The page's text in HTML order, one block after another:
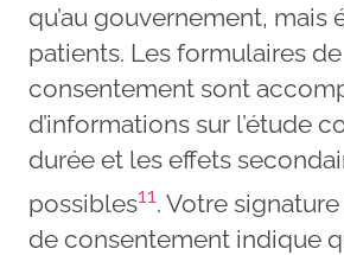
qu’au gouvernement, mais
patients. Les formulaires de
consentement sont
d’informations sur l’étude
durée et les effets
possibles11. Votre
de consentement indique